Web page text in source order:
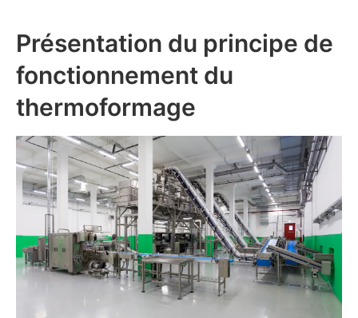
Présentation du principe de
fonctionnement du
thermoformage